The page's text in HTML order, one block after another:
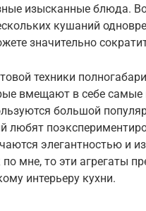
изысканные блюда.
кушаний
значительно
техники
вмещают в себе самые
большой
любят
элегантностью и
мне, то эти агрегаты
интерьеру кухни.